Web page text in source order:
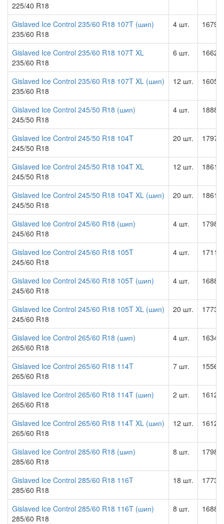
225/40 R18
Gislaved Ice Control 235/60 R18 107T (шип)
235/60 R18
4 шт.
Gislaved Ice Control 235/60 R18 107T XL
235/60 R18
6 шт.
Gislaved Ice Control 235/60 R18 107T XL (шип)
235/60 R18
12 шт.
Gislaved Ice Control 245/50 R18 (шип)
245/50 R18
4 шт.
Gislaved Ice Control 245/50 R18 104T
245/50 R18
20 шт.
Gislaved Ice Control 245/50 R18 104T XL
245/50 R18
12 шт.
Gislaved Ice Control 245/50 R18 104T XL (шип)
245/50 R18
20 шт.
Gislaved Ice Control 245/60 R18 (шип)
245/60 R18
4 шт.
Gislaved Ice Control 245/60 R18 105T
245/60 R18
4 шт.
Gislaved Ice Control 245/60 R18 105T (шип)
245/60 R18
4 шт.
Gislaved Ice Control 245/60 R18 105T XL (шип)
245/60 R18
20 шт.
Gislaved Ice Control 265/60 R18 (шип)
265/60 R18
4 шт.
Gislaved Ice Control 265/60 R18 114T
265/60 R18
7 шт.
Gislaved Ice Control 265/60 R18 114T (шип)
265/60 R18
2 шт.
Gislaved Ice Control 265/60 R18 114T XL (шип)
265/60 R18
12 шт.
Gislaved Ice Control 285/60 R18 (шип)
285/60 R18
8 шт.
Gislaved Ice Control 285/60 R18 116T
285/60 R18
18 шт.
Gislaved Ice Control 285/60 R18 116T (шип)
285/60 R18
8 шт.